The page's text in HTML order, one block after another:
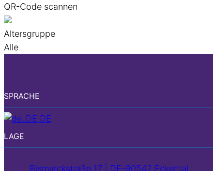
QR-Code scannen
Altersgruppe
Alle
SPRACHE
DE
LAGE
Bismarckstraße 17 | DE-90542 Eckental